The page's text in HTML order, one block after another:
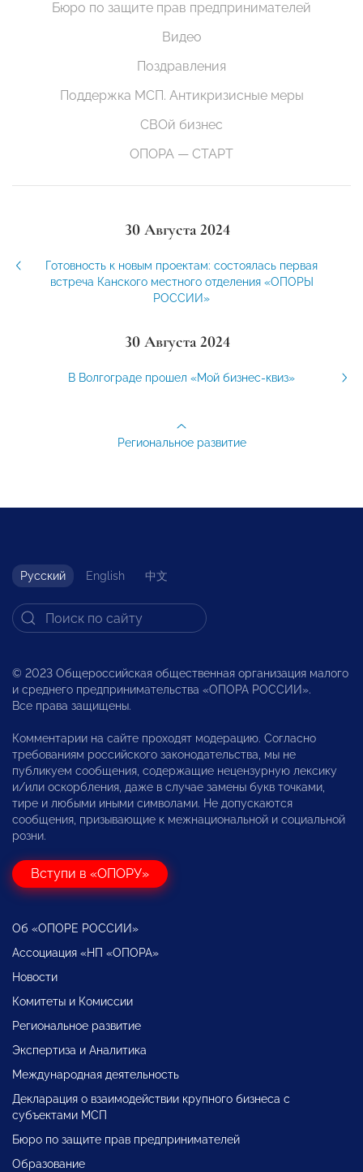
Бюро по защите прав предпринимателей
Видео
Поздравления
Поддержка МСП. Антикризисные меры
СВОй бизнес
ОПОРА — СТАРТ
30 Августа 2024
Готовность к новым проектам: состоялась первая
встреча Канского местного отделения «ОПОРЫ
РОССИИ»
30 Августа 2024
В Волгограде прошел «Мой бизнес-квиз»
Региональное развитие
Русский English 中文
© 2023 Общероссийская общественная организация малого
и среднего предпринимательства «ОПОРА РОССИИ».
Все права защищены.
Комментарии на сайте проходят модерацию. Согласно
требованиям российского законодательства, мы не
публикуем сообщения, содержащие нецензурную лексику
и/или оскорбления, даже в случае замены букв точками,
тире и любыми иными символами. Не допускаются
сообщения, призывающие к межнациональной и социальной
розни.
Вступи в «ОПОРУ»
Об «ОПОРЕ РОССИИ»
Ассоциация «НП «ОПОРА»
Новости
Комитеты и Комиссии
Региональное развитие
Экспертиза и Аналитика
Международная деятельность
Декларация о взаимодействии крупного бизнеса с
субъектами МСП
Бюро по защите прав предпринимателей
Образование